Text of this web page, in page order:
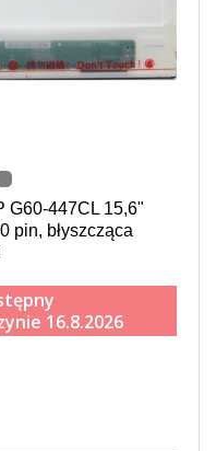
G60-447CL 15,6"
pin, błyszcząca
16.8.2026